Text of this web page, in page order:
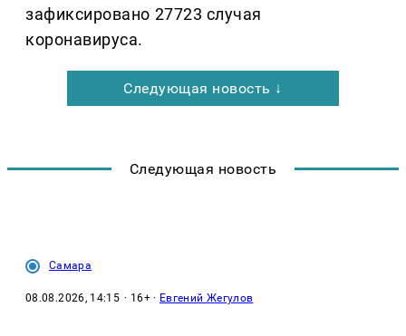
зафиксировано 27723 случая
коронавируса.
Следующая новость ↓
Следующая новость
Самара
08.08.2026, 14:15 · 16+ · Евгений Жегулов